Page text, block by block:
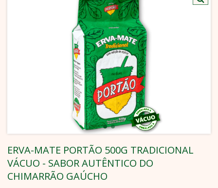
ERVA-MATE PORTÃO 500G TRADICIONAL
VÁCUO - SABOR AUTÊNTICO DO
CHIMARRÃO GAÚCHO